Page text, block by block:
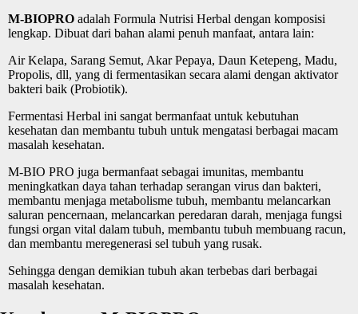
M-BIOPRO adalah Formula Nutrisi Herbal dengan komposisi
lengkap. Dibuat dari bahan alami penuh manfaat, antara lain:
Air Kelapa, Sarang Semut, Akar Pepaya, Daun Ketepeng, Madu,
Propolis, dll, yang di fermentasikan secara alami dengan aktivator
bakteri baik (Probiotik).
Fermentasi Herbal ini sangat bermanfaat untuk kebutuhan
kesehatan dan membantu tubuh untuk mengatasi berbagai macam
masalah kesehatan.
M-BIO PRO juga bermanfaat sebagai imunitas, membantu
meningkatkan daya tahan terhadap serangan virus dan bakteri,
membantu menjaga metabolisme tubuh, membantu melancarkan
saluran pencernaan, melancarkan peredaran darah, menjaga fungsi
fungsi organ vital dalam tubuh, membantu tubuh membuang racun,
dan membantu meregenerasi sel tubuh yang rusak.
Sehingga dengan demikian tubuh akan terbebas dari berbagai
masalah kesehatan.